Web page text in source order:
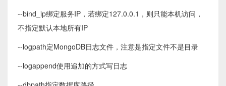
--bind_ip绑定服务IP，若绑定127.0.0.1，则只能本机访问，
不指定默认本地所有IP
--logpath定MongoDB日志文件，注意是指定文件不是目录
--logappend使用追加的方式写日志